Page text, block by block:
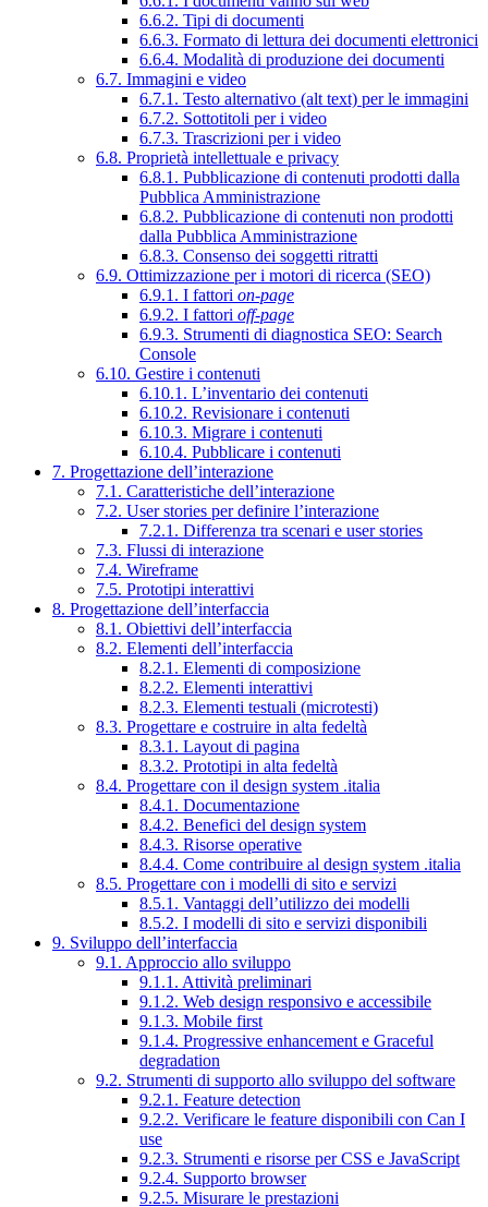
6.6.2. Tipi di documenti
6.6.3. Formato di lettura dei documenti elettronici
6.6.4. Modalità di produzione dei documenti
6.7. Immagini e video
6.7.1. Testo alternativo (alt text) per le immagini
6.7.2. Sottotitoli per i video
6.7.3. Trascrizioni per i video
6.8. Proprietà intellettuale e privacy
6.8.1. Pubblicazione di contenuti prodotti dalla
Pubblica Amministrazione
6.8.2. Pubblicazione di contenuti non prodotti
dalla Pubblica Amministrazione
6.8.3. Consenso dei soggetti ritratti
6.9. Ottimizzazione per i motori di ricerca (SEO)
6.9.1. I fattori on-page
6.9.2. I fattori off-page
6.9.3. Strumenti di diagnostica SEO: Search
Console
6.10. Gestire i contenuti
6.10.1. L’inventario dei contenuti
6.10.2. Revisionare i contenuti
6.10.3. Migrare i contenuti
6.10.4. Pubblicare i contenuti
7. Progettazione dell’interazione
7.1. Caratteristiche dell’interazione
7.2. User stories per definire l’interazione
7.2.1. Differenza tra scenari e user stories
7.3. Flussi di interazione
7.4. Wireframe
7.5. Prototipi interattivi
8. Progettazione dell’interfaccia
8.1. Obiettivi dell’interfaccia
8.2. Elementi dell’interfaccia
8.2.1. Elementi di composizione
8.2.2. Elementi interattivi
8.2.3. Elementi testuali (microtesti)
8.3. Progettare e costruire in alta fedeltà
8.3.1. Layout di pagina
8.3.2. Prototipi in alta fedeltà
8.4. Progettare con il design system .italia
8.4.1. Documentazione
8.4.2. Benefici del design system
8.4.3. Risorse operative
8.4.4. Come contribuire al design system .italia
8.5. Progettare con i modelli di sito e servizi
8.5.1. Vantaggi dell’utilizzo dei modelli
8.5.2. I modelli di sito e servizi disponibili
9. Sviluppo dell’interfaccia
9.1. Approccio allo sviluppo
9.1.1. Attività preliminari
9.1.2. Web design responsivo e accessibile
9.1.3. Mobile first
9.1.4. Progressive enhancement e Graceful
degradation
9.2. Strumenti di supporto allo sviluppo del software
9.2.1. Feature detection
9.2.2. Verificare le feature disponibili con Can I
use
9.2.3. Strumenti e risorse per CSS e JavaScript
9.2.4. Supporto browser
9.2.5. Misurare le prestazioni